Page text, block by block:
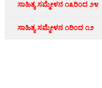
ಸಾಹಿತ್ಯ ಸಮ್ಮೇಳನ ೧೩ರಿಂದ ೨೪
ಸಾಹಿತ್ಯ ಸಮ್ಮೇಳನ ೧ರಿಂದ ೧೨